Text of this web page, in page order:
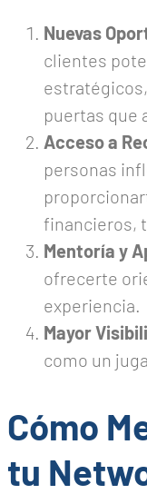
Nuevas
clientes
puertas que
Acceso a
personas
financieros,
Mentoría y
ofrecerte
experiencia.
Mayor
como un
Cómo
tu